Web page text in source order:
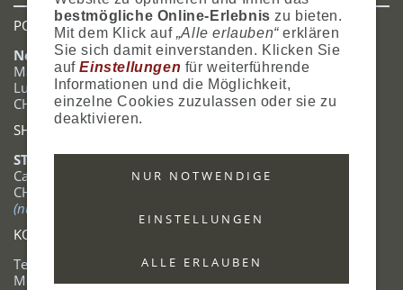
POSTADRESSE
Nostalgie- & Geschenk Shop
Maja Schmid
Luzernerstrasse 14
CH-6353 Weggis
SHOWROOM
STANDORT:
Calendariaweg 1
CH-6405 Immensee
(nur auf Terminabsprache)
KONTAKT
Tel.: +41 (0)41 390 07 03
Mobile: +41 (0)79 642 69 00
bestmögliche Online-Erlebnis zu bieten.
Mit dem Klick auf „Alle erlauben“erklären
Sie sich damit einverstanden. Klicken Sie
aufEinstellungen für weiterführende
Informationen und die Möglichkeit,
einzelne Cookies zuzulassen oder sie zu
deaktivieren.
NUR NOTWENDIGE
EINSTELLUNGEN
ALLE ERLAUBEN